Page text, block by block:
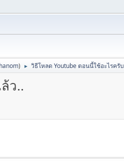
) ► วิธีโหลด Youtube ตอนนี้ใช้อะไรครั
ว..